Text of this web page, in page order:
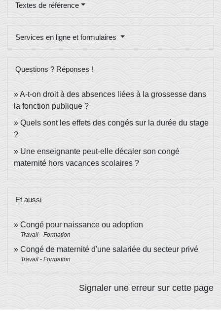
Textes de référence
Services en ligne et formulaires
Questions ? Réponses !
A-t-on droit à des absences liées à la grossesse dans
la fonction publique ?
Quels sont les effets des congés sur la durée du stage
?
Une enseignante peut-elle décaler son congé
maternité hors vacances scolaires ?
Et aussi
Congé pour naissance ou adoption
Travail - Formation
Congé de maternité d'une salariée du secteur privé
Travail - Formation
Signaler une erreur sur cette page